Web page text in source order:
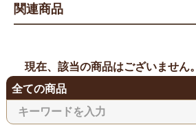
関連商品
現在、該当の商品はございません。